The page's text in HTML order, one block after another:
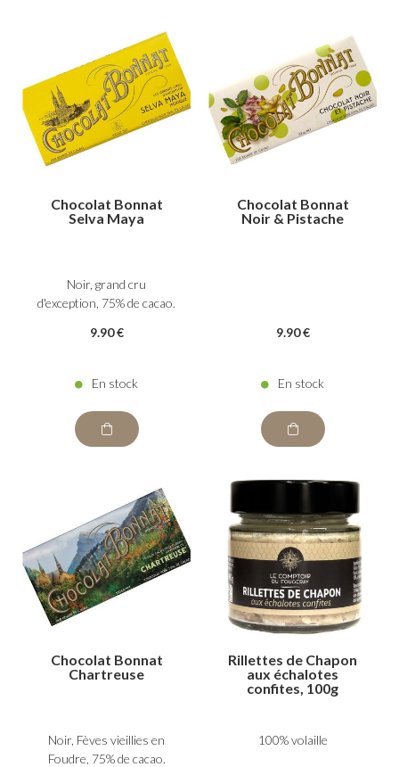
Chocolat Bonnat
Selva Maya
Noir, grand cru
d'exception, 75% de cacao.
9.90 €
En stock
Chocolat Bonnat
Noir & Pistache
9.90 €
En stock
Chocolat Bonnat
Chartreuse
Noir, Fèves vieillies en
Foudre, 75% de cacao.
Rillettes de Chapon
aux échalotes
confites, 100g
100% volaille